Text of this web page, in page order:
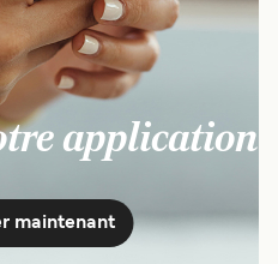
application
maintenant